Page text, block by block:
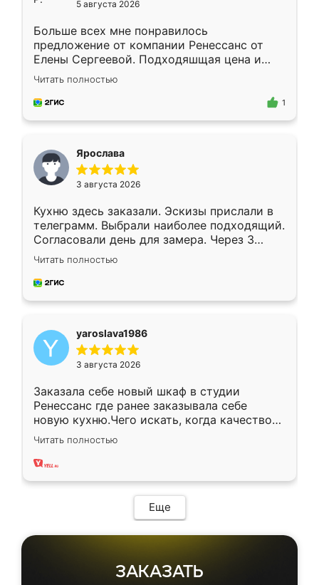
5 августа 2026
Больше всех мне понравилось
предложение от компании Ренессанс от
Елены Сергеевой. Подходяшщая цена и
короткие сроки изготовления. Приехавший
для замера сотрудник Владислав
предложил по моему эскизу самый
Читать полностью
1
Ярослава
3 августа 2026
Кухню здесь заказали. Эскизы прислали в
телеграмм. Выбрали наиболее подходящий.
Согласовали день для замера. Через 3
недели кухня была уже готова. Остались
довольны работой. Спасибо Ренессанс
мебель за качественную работу!
Читать полностью
yaroslava1986
3 августа 2026
Заказала себе новый шкаф в студии
Ренессанс где ранее заказывала себе
новую кухню.Чего искать, когда качеством
вполне довольна. Служит кухня уже почти
два года, нареканий нет.
Читать полностью
Еще
ЗАКАЗАТЬ